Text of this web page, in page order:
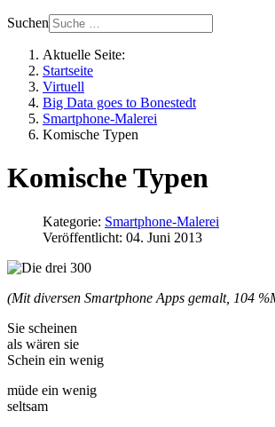
Suchen
Aktuelle Seite:
Startseite
Virtuell
Big Data goes to Bonestedt
Smartphone-Malerei
Komische Typen
Komische Typen
Kategorie: Smartphone-Malerei
Veröffentlicht: 04. Juni 2013
(Mit diversen Smartphone Apps gemalt, 104 %
Sie scheinen
als wären sie
Schein ein wenig
müde ein wenig
seltsam